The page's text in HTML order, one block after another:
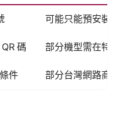
可能只能預安裝
碼 部分機型需在特
件 部分台灣網路商